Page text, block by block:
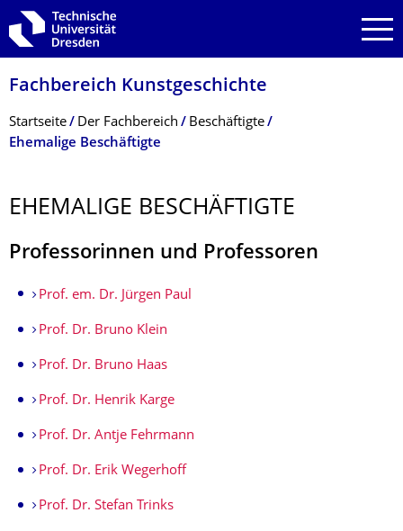
Zur Hauptnavigation springen
Zur Suche springen
Zum Inhalt springen
Fachbereich Kunstgeschichte
Breadcrumb-Menü
Startseite Der Fachbereich
Beschäftigte
Ehemalige Beschäftigte
EHEMALIGE BESCHÄFTIGTE
Professorinnen und Professoren
Prof. em. Dr. Jürgen Paul
Prof. Dr. Bruno Klein
Prof. Dr. Bruno Haas
Prof. Dr. Henrik Karge
Prof. Dr. Antje Fehrmann
Prof. Dr. Erik Wegerhoff
Prof. Dr. Stefan Trinks